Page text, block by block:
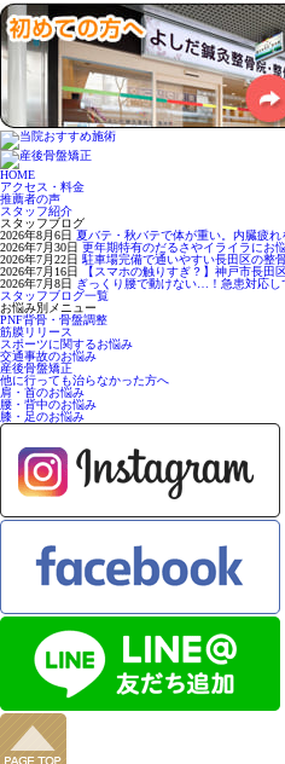
HOME
アクセス・料金
推薦者の声
スタッフ紹介
スタッフブログ
2026年8月6日 夏バテ・秋バテで体が重い。内臓疲
2026年7月30日 更年期特有のだるさやイライラにお
2026年7月22日 駐車場完備で通いやすい長田区の整
2026年7月16日
【スマホの触りすぎ？】神戸市長
2026年7月8日
ぎっくり腰で動けない…！急患対応
スタッフブログ一覧
お悩み別メニュー
PNF背骨・骨盤調整
筋膜リリース
スポーツに関するお悩み
交通事故のお悩み
産後骨盤矯正
他に行っても治らなかった方へ
肩・首のお悩み
腰・背中のお悩み
膝・足のお悩み